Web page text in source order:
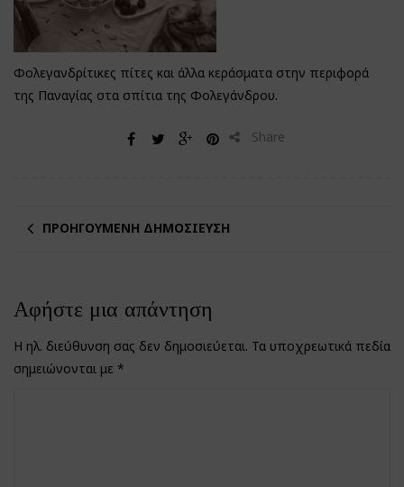
Φολεγανδρίτικες πίτες και άλλα κεράσματα στην περιφορά
της Παναγίας στα σπίτια της Φολεγάνδρου.
Share
ΠΡΟΗΓΟΎΜΕΝΗ ΔΗΜΟΣΊΕΥΣΗ
Αφήστε μια απάντηση
Η ηλ. διεύθυνση σας δεν δημοσιεύεται. Τα υποχρεωτικά πεδία
σημειώνονται με *